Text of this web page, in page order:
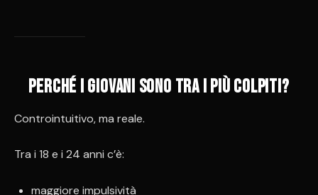
Perché i giovani sono tra i più colpiti?
Controintuitivo, ma reale.
Tra i 18 e i 24 anni c’è:
maggiore impulsività